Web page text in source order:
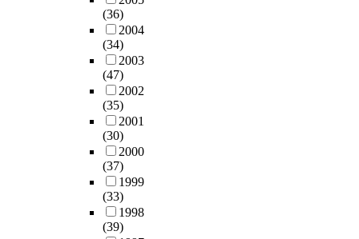
(36)
2004
(34)
2003
(47)
2002
(35)
2001
(30)
2000
(37)
1999
(33)
1998
(39)